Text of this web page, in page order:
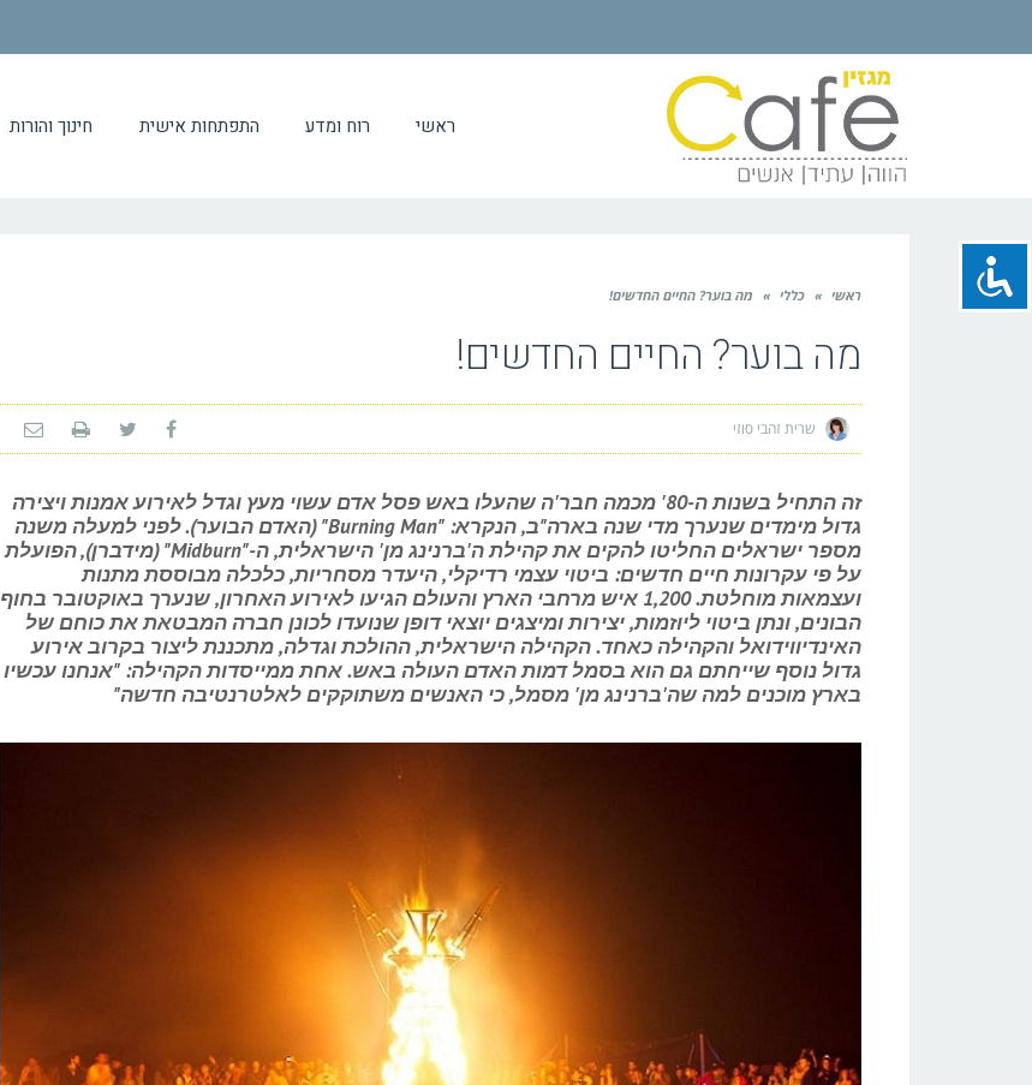
ראשי רוח ומדע התפתחות אישית חינוך והורות
ראשי » כללי » מה בוער? החיים החדשים!
מה בוער? החיים החדשים!
שרית זהבי סוזי
זה התחיל בשנות ה-80' מכמה חבר'ה שהעלו באש פסל אדם עשוי מעץ וגדל לאירוע אמנות ויצירה
גדול מימדים שנערך מדי שנה בארה"ב, הנקרא: "Burning Man" (האדם הבוער). לפני למעלה משנה
מספר ישראלים החליטו להקים את קהילת ה'ברנינג מן' הישראלית, ה-"Midburn" (מידברן), הפועלת
על פי עקרונות חיים חדשים: ביטוי עצמי רדיקלי, היעדר מסחריות, כלכלה מבוססת מתנות
ועצמאות מוחלטת. 1,200 איש מרחבי הארץ והעולם הגיעו לאירוע האחרון, שנערך באוקטובר בחוף
הבונים, ונתן ביטוי ליוזמות, יצירות ומיצגים יוצאי דופן שנועדו לכונן חברה המבטאת את כוחם של
האינדיווידואל והקהילה כאחד. הקהילה הישראלית, ההולכת וגדלה, מתכננת ליצור בקרוב אירוע
גדול נוסף שייחתם גם הוא בסמל דמות האדם העולה באש. אחת ממייסדות הקהילה: "אנחנו עכשיו
בארץ מוכנים למה שה'ברנינג מן' מסמל, כי האנשים משתוקקים לאלטרנטיבה חדשה"